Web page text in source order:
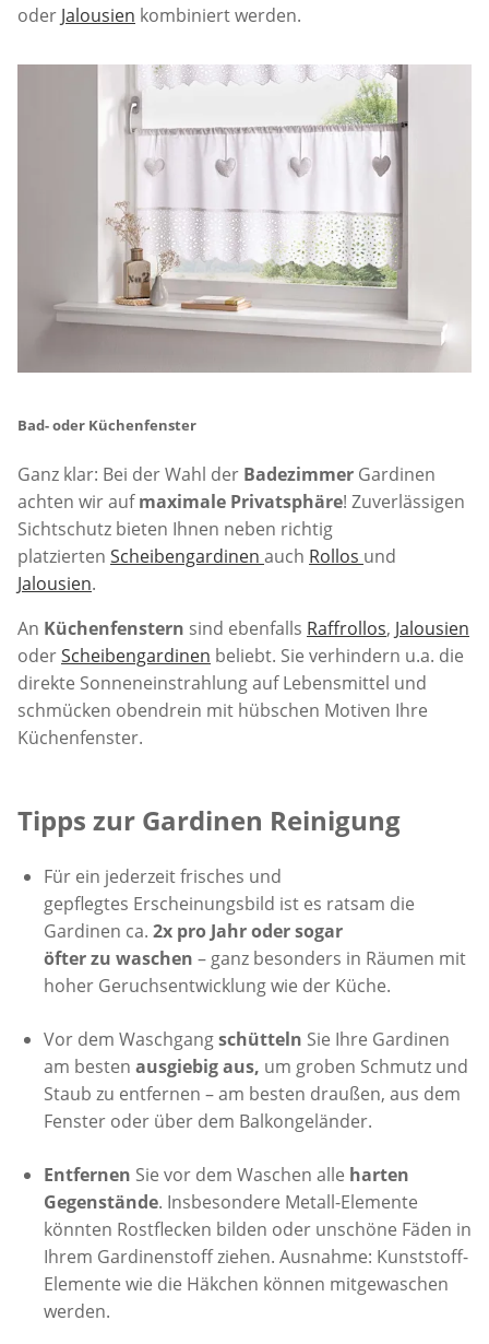
oder Jalousien kombiniert werden.
Bad- oder Küchenfenster
Ganz klar: Bei der Wahl der Badezimmer Gardinen
achten wir aufmaximale Privatsphäre! Zuverlässigen
Sichtschutz bieten Ihnen neben richtig
platzierten Scheibengardinen auch Rollos und
Jalousien.
An Küchenfenstern sind ebenfalls Raffrollos, Jalousien
oderScheibengardinen beliebt. Sie verhindern u.a. die
direkte Sonneneinstrahlung auf Lebensmittel und
schmücken obendrein mit hübschen Motiven Ihre
Küchenfenster.
Tipps zur Gardinen Reinigung
Für ein jederzeit frisches und
gepflegtes Erscheinungsbild ist es ratsam die
Gardinen ca. 2x pro Jahr oder sogar
öfter zu waschen – ganz besonders in Räumen mit
hoher Geruchsentwicklung wie der Küche.
Vor dem Waschgangschütteln Sie Ihre Gardinen
am besten ausgiebig aus, um groben Schmutz und
Staub zu entfernen – am besten draußen, aus dem
Fenster oder über dem Balkongeländer.
Entfernen Sie vor dem Waschen alle harten
Gegenstände. Insbesondere Metall-Elemente
könnten Rostflecken bilden oder unschöne Fäden in
Ihrem Gardinenstoff ziehen. Ausnahme: Kunststoff-
Elemente wie die Häkchen können mitgewaschen
werden.